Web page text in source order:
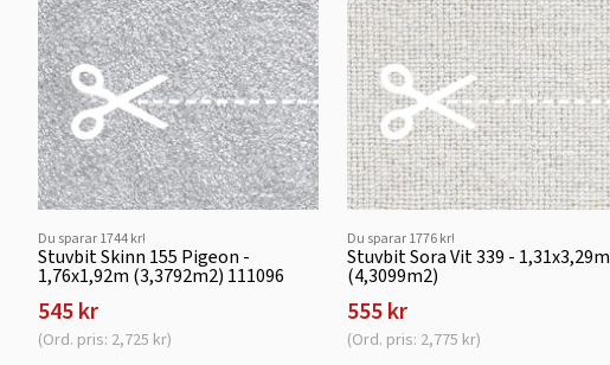
Du sparar 1744 kr!
Stuvbit Skinn 155 Pigeon -
1,76x1,92m (3,3792m2) 111096
545 kr
(Ord. pris: 2,725 kr)
Du sparar 1776 kr!
Stuvbit Sora Vit 339 - 1,31x3,29m
(4,3099m2)
555 kr
(Ord. pris: 2,775 kr)